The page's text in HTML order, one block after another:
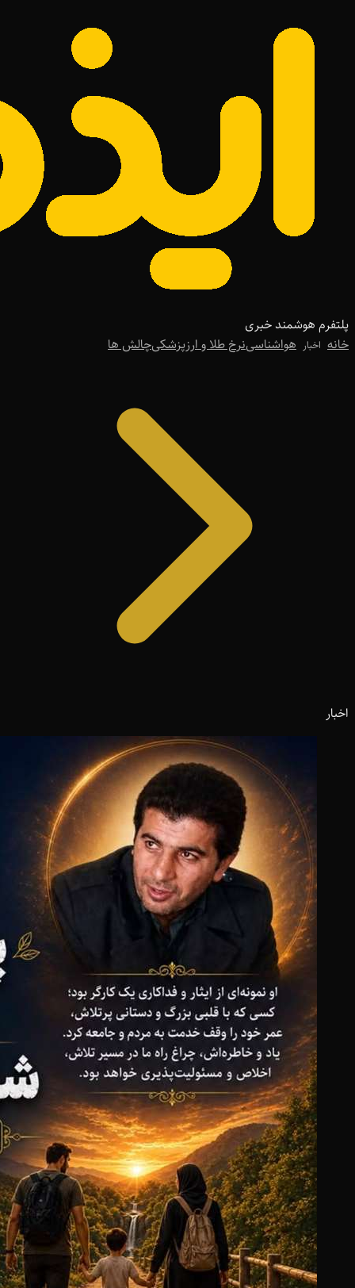
پلتفرم هوشمند خبری
خانه اخبار هواشناسینرخ طلا و ارزپزشکیچالش ها
اخبار